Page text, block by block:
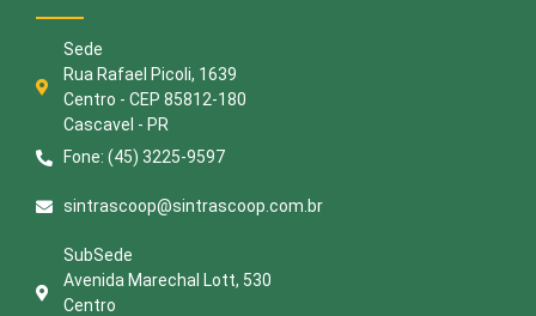
Sede
Rua Rafael Picoli, 1639
Centro - CEP 85812-180
Cascavel - PR
Fone: (45) 3225-9597
sintrascoop@sintrascoop.com.br
SubSede
Avenida Marechal Lott, 530
Centro